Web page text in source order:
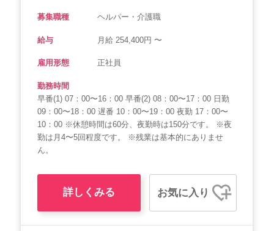
募集職種 ヘルパー・介護職
給与 月給 254,400円 〜
雇用形態 正社員
勤務時間
早番(1) 07：00〜16：00 早番(2) 08：00〜17：00 日勤
09：00〜18：00 遅番 10：00〜19：00 夜勤 17：00〜
10：00 ※休憩時間は60分、夜勤時は150分です。 ※夜
勤は月4〜5回程度です。 ※残業は基本的にありませ
ん。
詳しくみる お気に入り